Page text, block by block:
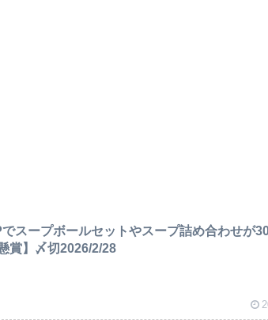
スープボールセットやスープ詰め合わせが
賞】〆切2026/2/28